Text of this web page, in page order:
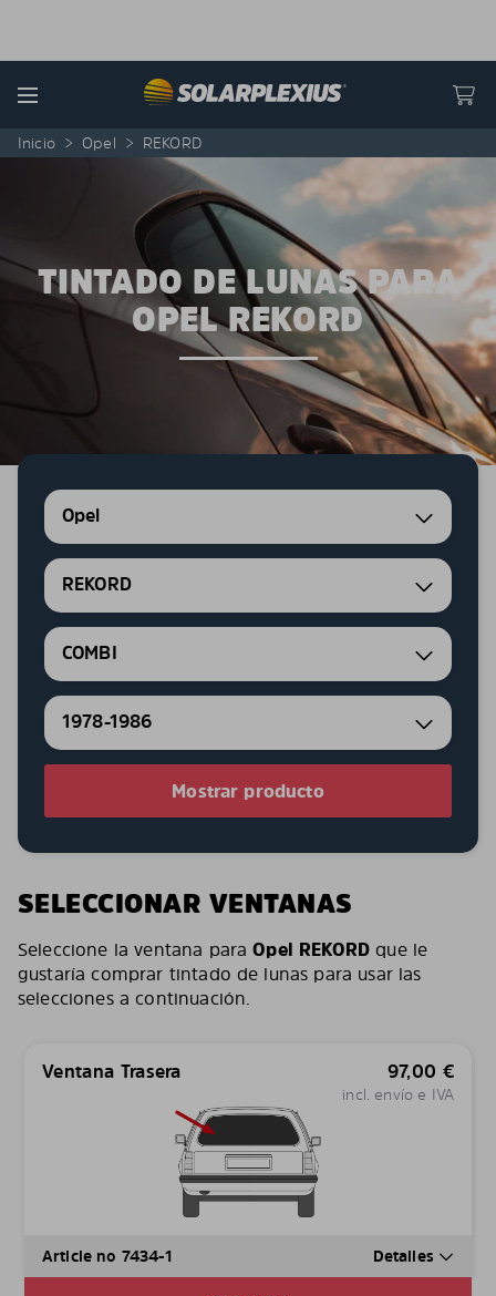
Menu
Inicio > Opel > REKORD
TINTADO DE LUNAS PARA
OPEL REKORD
Opel
REKORD
COMBI
1978-1986
Mostrar producto
SELECCIONAR VENTANAS
Seleccione la ventana paraOpel REKORD que le
gustaría comprar tintado de lunas para usar las
selecciones a continuación.
Ventana Trasera 97,00 €
incl. envío e IVA
Article no 7434-1 Detalles